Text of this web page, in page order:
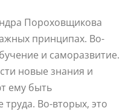
Пороховщикова
принципах. Во-
и саморазвитие.
новые знания и
ему быть
Во-вторых, это